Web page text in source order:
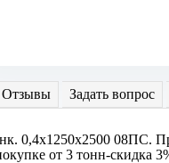
Отзывы Задать вопрос
0,4х1250х2500 08ПС.
от 3 тонн-скидка